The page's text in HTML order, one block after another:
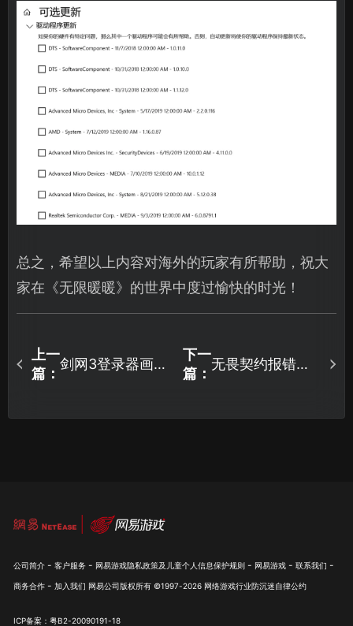
总之，希望以上内容对海外的玩家有所帮助，祝大
家在《无限暖暖》的世界中度过愉快的时光！
上一
篇：
剑网3登录器画面
下一
篇：
无畏契约报错
报错！
公司简介 - 客户服务 - 网易游戏隐私政策及儿童个人信息保护规则 - 网易游戏 - 联系我们 -
商务合作 - 加入我们 网易公司版权所有 ©1997-2026 网络游戏行业防沉迷自律公约
ICP备案：粤B2-20090191-18